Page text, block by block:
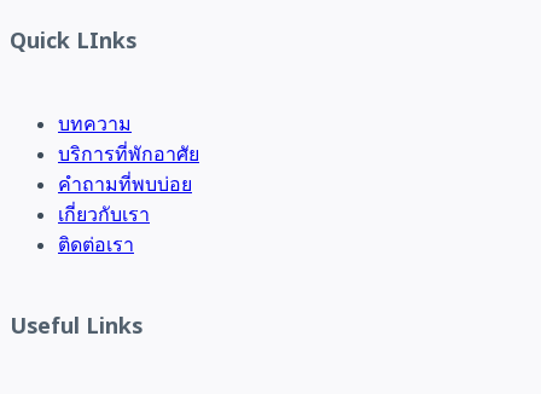
Quick LInks
บทความ
บริการที่พักอาศัย
คำถามที่พบบ่อย
เกี่ยวกับเรา
ติดต่อเรา
Useful Links